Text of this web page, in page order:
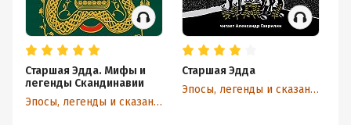
Старшая Эдда. Мифы и
легенды Скандинавии
Эпосы, легенды и сказания
Старшая Эдда
Эпосы, легенды и сказания